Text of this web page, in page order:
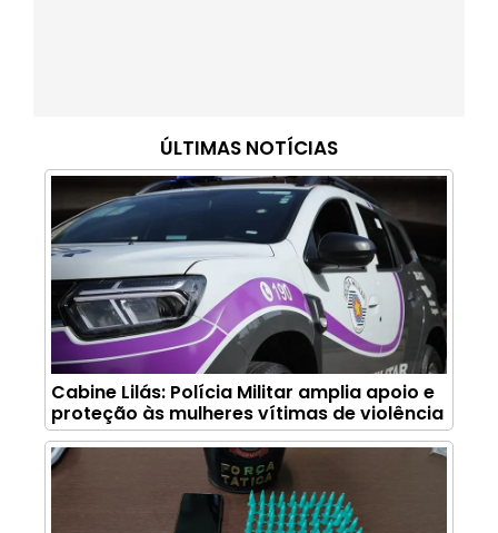
ÚLTIMAS NOTÍCIAS
Cabine Lilás: Polícia Militar amplia apoio e
proteção às mulheres vítimas de violência